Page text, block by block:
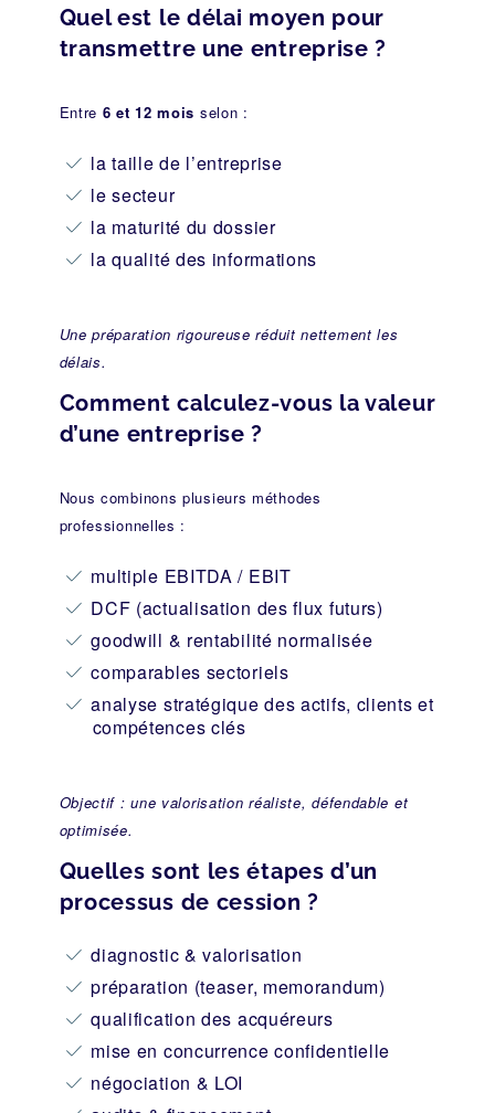
Quel est le délai moyen pour
transmettre une entreprise ?
Entre 6 et 12 mois selon :
la taille de l’entreprise
le secteur
la maturité du dossier
la qualité des informations
Une préparation rigoureuse réduit nettement les
délais.
Comment calculez-vous la valeur
d’une entreprise ?
Nous combinons plusieurs méthodes
professionnelles :
multiple EBITDA / EBIT
DCF (actualisation des flux futurs)
goodwill & rentabilité normalisée
comparables sectoriels
analyse stratégique des actifs, clients et
compétences clés
Objectif : une valorisation réaliste, défendable et
optimisée.
Quelles sont les étapes d’un
processus de cession ?
diagnostic & valorisation
préparation (teaser, memorandum)
qualification des acquéreurs
mise en concurrence confidentielle
négociation & LOI